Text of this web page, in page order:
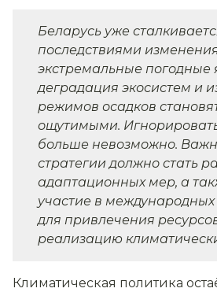
Беларусь уже
последствиями
экстремальные погодные
деградация экосистем и
режимов осадков
ощутимыми.
больше невозможно.
стратегии должно стать
адаптационных мер, а
участие в
для привлечения
реализацию
Климатическая политика